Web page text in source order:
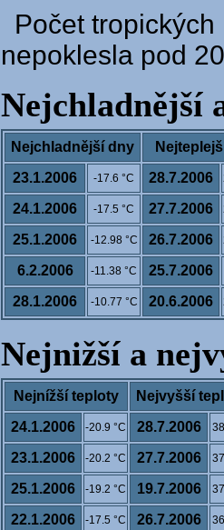
Počet
nepoklesla pod
Nejchladnější
Nejchladnější dny
23.1.2006
-17.6 °C 28.7.2006
24.1.2006 -17.5 °C 27.7.2006
25.1.2006 -12.98 °C 26.7.2006
6.2.2006 -11.38 °C
25.7.2006
28.1.2006
-10.77 °C 20.6.2006
Nejnižší a
Nejnížší teploty
Nejvyšší
24.1.2006
-20.9 °C 28.7.2006
23.1.2006 -20.2 °C 27.7.2006
25.1.2006 -19.2 °C 19.7.2006
22.1.2006 -17.5 °C 26.7.2006